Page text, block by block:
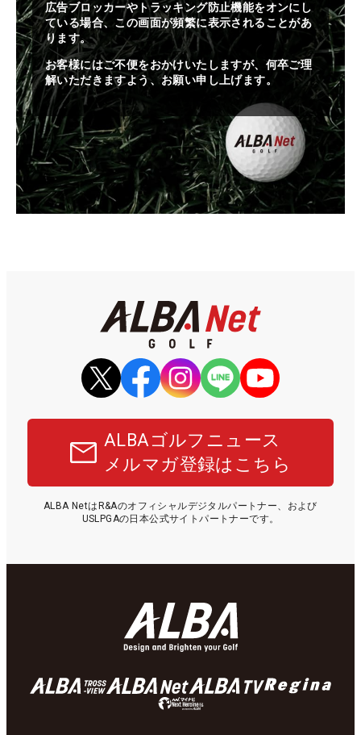
広告ブロッカーやトラッキング防止機能をオンにし
ている場合、この画面が頻繁に表示されることがあ
ります。
お客様にはご不便をおかけいたしますが、何卒ご理
解いただきますよう、お願い申し上げます。
ALBAゴルフニュース
メルマガ登録はこちら
ALBA NetはR&Aのオフィシャルデジタルパートナー、および
USLPGAの日本公式サイトパートナーです。